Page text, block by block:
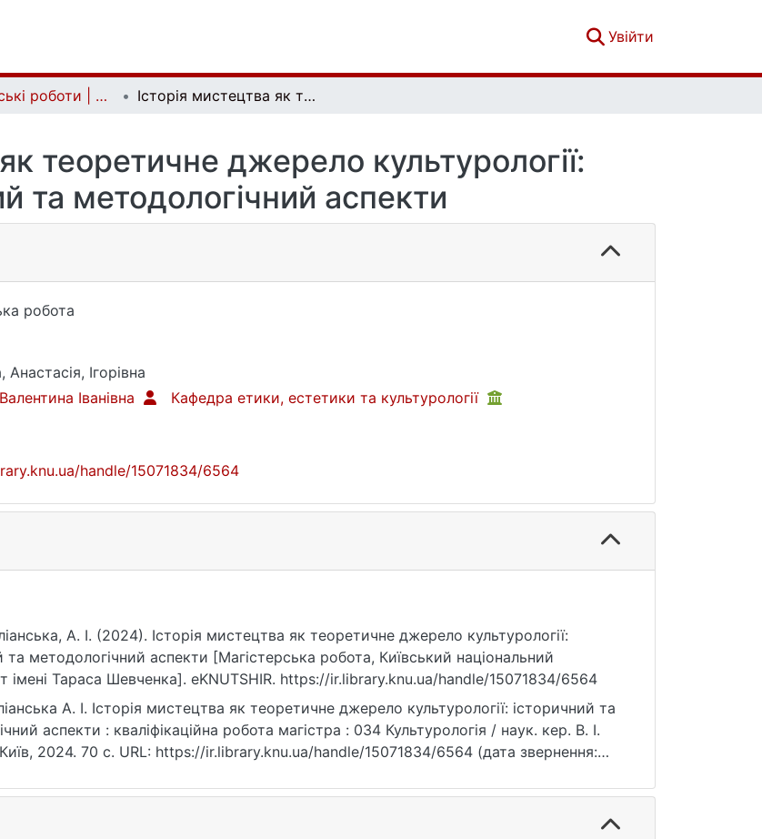
Увійти
Магістерські роботи | Master's theses Історія мистецтва як теоретичне джерело культурології: історичний та методологічний аспекти
теоретичне джерело культурології:
та методологічний аспекти
робота
Анастасія, Ігорівна
Іванівна Кафедра етики, естетики та культурології
handle/15071834/6564
А. І. (2024). Історія мистецтва як теоретичне джерело культурології:
та методологічний аспекти [Магістерська робота, Київський національний
імені Тараса Шевченка]. eKNUTSHIR. https://ir.library.knu.ua/handle/15071834/6564
А. І. Історія мистецтва як теоретичне джерело культурології: історичний та
аспекти : кваліфікаційна робота магістра : 034 Культурологія / наук. кер. В. І.
2024. 70 с. URL: https://ir.library.knu.ua/handle/15071834/6564 (дата звернення: